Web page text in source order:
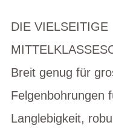
DIE VIELSEITIGE
Breit genug für
Felgenbohrungen
Langlebigkeit,